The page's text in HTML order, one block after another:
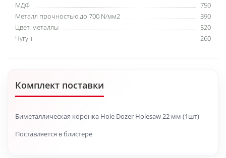
МДФ
750
Металл прочностью до 700 N/мм2
390
Цвет. металлы
520
Чугун
260
Комплект поставки
Биметаллическая коронка Hole Dozer Holesaw 22 мм (1шт)
Поставляется в блистере